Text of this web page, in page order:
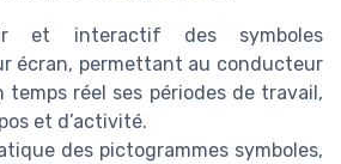
et interactif des symboles
écran, permettant au conducteur
temps réel ses périodes de travail,
et d’activité.
des pictogrammes symboles,